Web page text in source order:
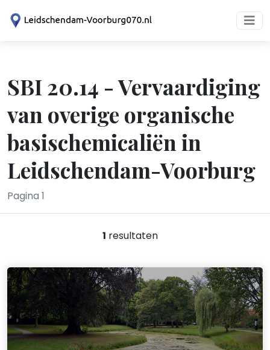
SBI 20.14 - Vervaardiging
van overige organische
basischemicaliën in
Leidschendam-Voorburg
Pagina 1
1 resultaten